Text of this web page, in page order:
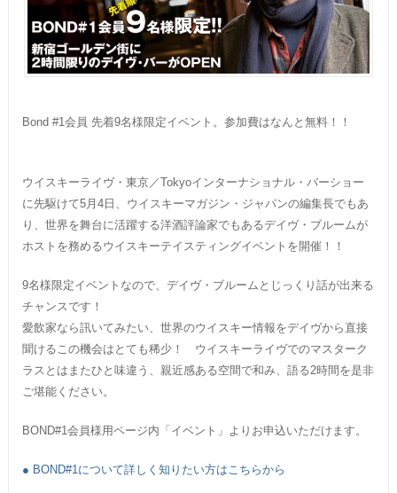
Bond #1会員 先着9名様限定イベント。参加費はなんと無料！！
ウイスキーライヴ・東京／Tokyoインターナショナル・バーショー
に先駆けて5月4日、ウイスキーマガジン・ジャパンの編集長でもあ
り、世界を舞台に活躍する洋酒評論家でもあるデイヴ・ブルームが
ホストを務めるウイスキーテイスティングイベントを開催！！
9名様限定イベントなので、デイヴ・ブルームとじっくり話が出来る
チャンスです！
愛飲家なら訊いてみたい、世界のウイスキー情報をデイヴから直接
聞けるこの機会はとても稀少！ ウイスキーライヴでのマスターク
ラスとはまたひと味違う、親近感ある空間で和み、語る2時間を是非
ご堪能ください。
BOND#1会員様用ページ内「イベント」よりお申込いただけます。
● BOND#1について詳しく知りたい方はこちらから